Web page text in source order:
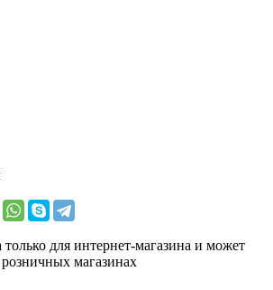
для интернет-магазина и может
магазинах